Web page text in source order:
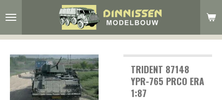
direct
naar
hoofdinhoud
TRIDENT 87148
YPR-765 PRCO ERA
1:87